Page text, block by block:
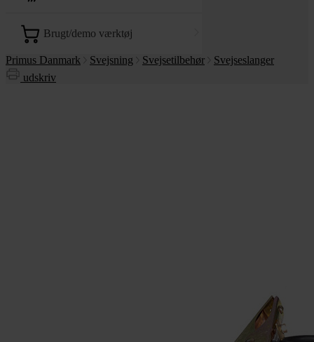
brugt/demo værktøj
Primus Danmark Svejsning Svejsetilbehør
Svejseslanger
udskriv